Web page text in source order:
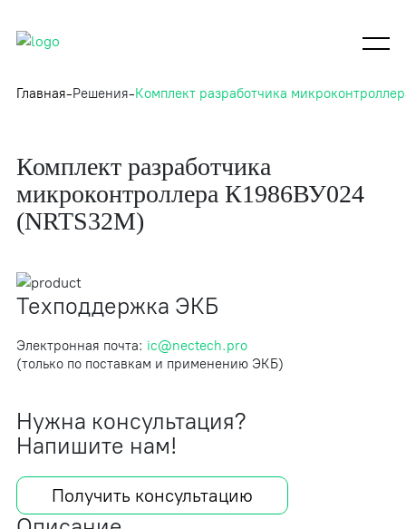
Главная Решения Комплект разработчика
Комплект разработчика
микроконтроллера К1986ВУ024
(NRTS32M)
Техподдержка ЭКБ
Электронная почта: ic@nectech.pro
(только по поставкам и применению ЭКБ)
Нужна консультация?
Напишите нам!
Получить консультацию